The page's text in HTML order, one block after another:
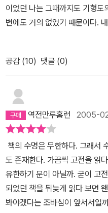
이었던 나는 그때까지도 기형
변에도 거의 없었기 때문이다.
실 그에 대한 신화는 조금 과장
지만 대중적이진 않다. 마치 셰
의 희곡작품을 읽어 본 사람은
렇다고 그의 시가 지니고 있는
대학원생들이 그의 작품을 연구
함과 어두움, 쓸쓸함. 죽음에 관
특별하게 다가온다.나는 솔직
는 문학계에서 자주 언급되기
하기 힘든 글들이 많이 있기 때
적인 죽음으로 인해 하나의 신
지적 허영심을 자극했기 때문이
공감 (10) 댓글 (0)
역전만루홈런 2005-
책의 수명은 무한하다. 그래서
도 존재한다. 가끔씩 고전을 읽
유한하기 문이 아닐까. 굳이
되었던 책을 뒤늦게 읽다 보면
봐야겠다는 조바심이 앞서서일